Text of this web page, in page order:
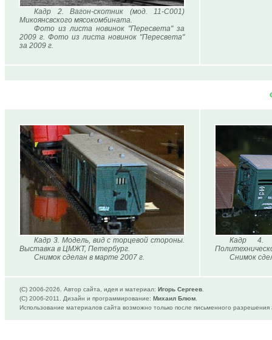
Кадр 2. Вагон-скотник (мод. 11-С001)
Микоянсвского мясокомбината.
Фото из листа новинок "Пересвета" за
2009 г. Фото из листа новинок "Пересвета"
за 2009 г.
Кадр 3. Модель, вид с торцевой стороны.
Выставка в ЦМЖТ, Петербург.
Снимок сделан в марте 2007 г.
Кадр 4.
Снимок
(C) 2006-2026. Автор сайта, идея и материал: Игорь Сергеев
(C) 2006-2011. Дизайн и программирование: Михаил Блюм
Использование материалов сайта возможно только после письменного разрешения